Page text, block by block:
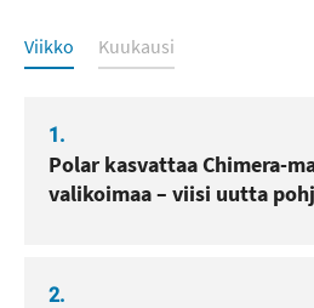
Luetuimmat
Viikko Kuukausi
1.
Polar kasvattaa Chimera-
valikoimaa – viisi uutta
2.